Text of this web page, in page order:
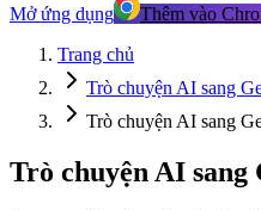
Mở ứng dụng
Thêm vào
Trang chủ
Trò chuyện AI sang
Trò chuyện AI sang
Trò chuyện AI sang